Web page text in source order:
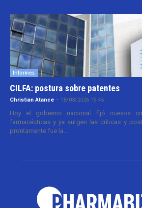
Informes
CILFA: postura sobre patentes
Christian Atance - 18/03/2026 15:45
Hoy el gobierno nacional fijó nuevos
farmacéuticas y ya surgen las críticas y
prontamente fue la...